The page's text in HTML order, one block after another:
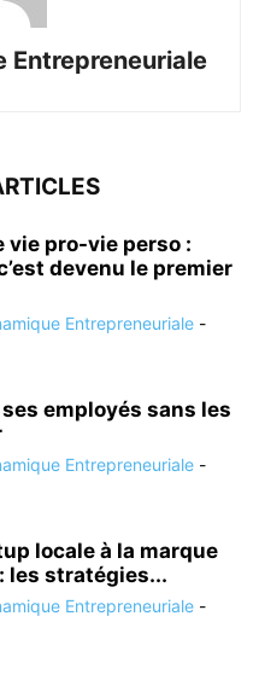
Entrepreneuriale
vie pro-vie perso :
devenu le premier
Entrepreneuriale -
employés sans les
Entrepreneuriale -
locale à la marque
les stratégies...
Entrepreneuriale -